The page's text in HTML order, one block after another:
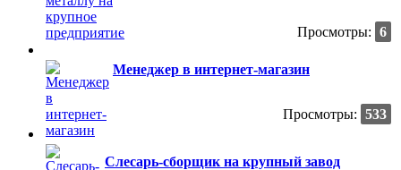
Просмотры: 6
Менеджер в интернет-магазин
Просмотры: 533
Слесарь-сборщик на крупный завод